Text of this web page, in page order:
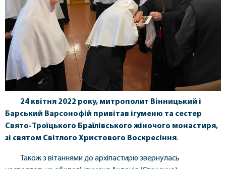
24 квітня 2022 року, митрополит Вінницький і
Барський Варсонофій привітав ігуменю та сестер
Свято-Троїцького Браїлівського жіночого монастиря,
зі святом Світлого Христового Воскресіння.
Також з вітаннями до архіпастирю звернулась